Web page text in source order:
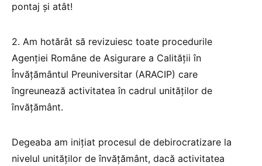
pontaj și atât!
2. Am hotărât să revizuiesc toate procedurile
Agenției Române de Asigurare a Calității în
Învățământul Preuniversitar (ARACIP) care
îngreunează activitatea în cadrul unităților de
învățământ.
Degeaba am inițiat procesul de debirocratizare la
nivelul unităților de învățământ, dacă activitatea